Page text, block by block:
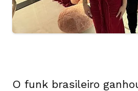
O funk brasileiro